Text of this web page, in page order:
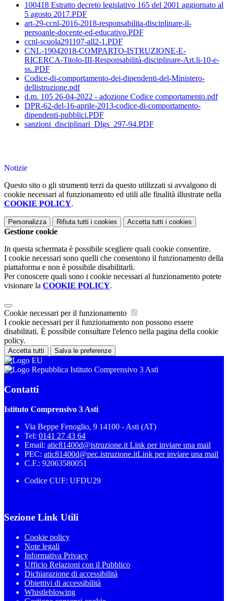
100418 Estratto decreto legislativo 165 del 2001 aggiornato al
5 agosto 2017.PDF
art-29-ccnl-2016-2018-responsabilita-disciplinare-il-
persoanle-docente-ed-educativo.PDF
ccnl-scuola291107-all2-1.PDF
CNL-19042018-COMPARTO-ISTRUZIONE-E-
RICERCA-Titolo-III-Responsabilità-disciplinare-Art.li-10-e-
ss..PDF
Codice-di-comportamento-dei-dipendenti-del-Ministero-
dellistruzione.pdf
d.m. 105 26-04-2022 - adozione Codice comportamento.pdf
DPR-62-del-16-aprile-2013-codice-di-comportamento-
dipendenti-pubblici.PDF
sanzioni_disciplinari_Dlgs_297-94.PDF
Notizie
Questo sito o gli strumenti terzi da questo utilizzati si avvalgono di
cookie necessari al funzionamento ed utili alle finalità illustrate nella
COOKIE POLICY.
Personalizza Rifiuta tutti i cookies Accetta tutti i cookies
Gestione cookie
In questa schermata è possibile scegliere quali cookie consentire.
I cookie necessari sono quelli che consentono il funzionamento della
piattaforma e non è possibile disabilitarli.
Per conoscere quali sono i cookie necessari al funzionamento potete
visionare la COOKIE POLICY.
Cookie necessari per il funzionamento
I cookie necessari per il funzionamento non possono essere
disabilitati. È possibile consultare l'elenco nella pagina della cookie
policy.
Accetta tutti Salva le preferenze
Istituto Comprensivo 3 Asti
Contatti
Istituto Comprensivo 3 Asti
Via Beppe Fenoglio, 9 14100 - Asti (AT)
Tel: 0141 27 43 64
Email: atic81400d@istruzione.it Link per inviare una mail
PEC: atic81400d@pec.istruzione.itLink per inviare una mail
C.F.: 92063580051
Codice CUF: UFDU29
Sezione Link Utili
Cookie policy
Note legali
Informativa Privacy
Ufficio Relazioni con il Pubblico
Dichiarazione di accessibilità
Obiettivi di accessibilità
Whistleblowing